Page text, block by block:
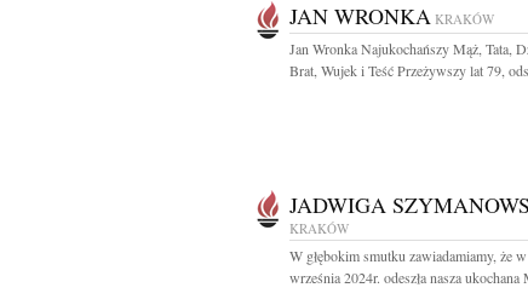
JAN WRONKA KRAKÓW
Jan Wronka Najukochańszy Mąż, Tata,
Brat, Wujek i Teść Przeżywszy lat 79,
JADWIGA
KRAKÓW
W głębokim smutku zawiadamiamy, że
września 2024r. odeszła nasza ukochana